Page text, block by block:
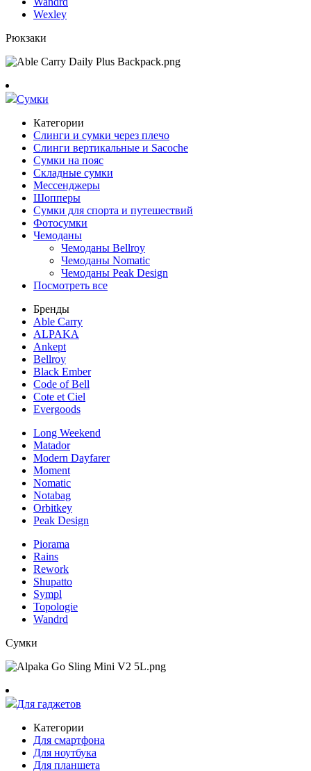
Wexley
Рюкзаки
Сумки
Категории
Слинги и сумки через плечо
Слинги вертикальные и Sacoche
Сумки на пояс
Складные сумки
Мессенджеры
Шопперы
Сумки для спорта и путешествий
Фотосумки
Чемоданы
Чемоданы Bellroy
Чемоданы Nomatic
Чемоданы Peak Design
Посмотреть все
Бренды
Able Carry
ALPAKA
Ankept
Bellroy
Black Ember
Code of Bell
Cote et Ciel
Evergoods
Long Weekend
Matador
Modern Dayfarer
Moment
Nomatic
Notabag
Orbitkey
Peak Design
Piorama
Rains
Rework
Shupatto
Sympl
Topologie
Wandrd
Сумки
Для гаджетов
Категории
Для смартфона
Для ноутбука
Для планшета